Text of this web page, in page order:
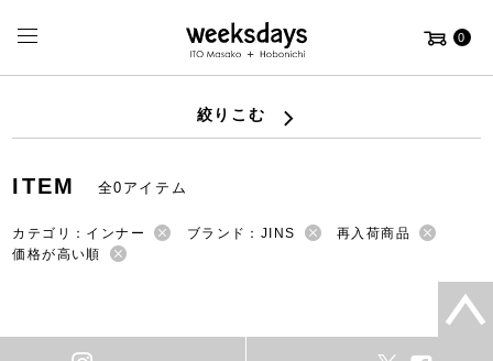
0
絞りこむ
ITEM 全0アイテム
カテゴリ：インナー ブランド：JINS
再入荷商品
価格が高い順